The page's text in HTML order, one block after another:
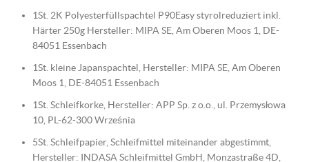
1St. 2K Polyesterfüllspachtel P90Easy styrolreduziert inkl.
Härter 250g Hersteller: MIPA SE, Am Oberen Moos 1, DE-
84051 Essenbach
1St. kleine Japanspachtel, Hersteller: MIPA SE, Am Oberen
Moos 1, DE-84051 Essenbach
1St. Schleifkorke, Hersteller: APP Sp. z o.o., ul. Przemysłowa
10, PL-62-300 Września
5St. Schleifpapier, Schleifmittel miteinander abgestimmt,
Hersteller: INDASA Schleifmittel GmbH, Monzastraße 4D,